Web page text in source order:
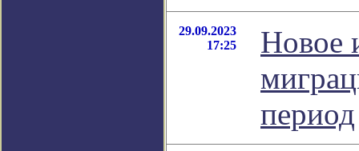
29.09.2023
17:25
Новое
период